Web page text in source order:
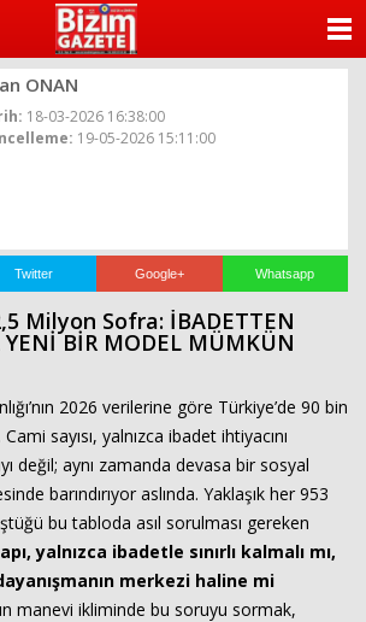
ONAN
18-03-2026 16:38:00
19-05-2026 15:11:00
Twitter Google+ Whatsapp
Milyon Sofra: İBADETTEN
YENİ BİR MODEL MÜMKÜN
2026 verilerine göre Türkiye’de 90 bin
sayısı, yalnızca ibadet ihtiyacını
değil; aynı zamanda devasa bir sosyal
barındırıyor aslında. Yaklaşık her 953
bu tabloda asıl sorulması gereken
yalnızca ibadetle sınırlı kalmalı mı,
merkezi haline mi
manevi ikliminde bu soruyu sormak,
YAZARLAR
VİDEO GALERİ
İLETİŞİM